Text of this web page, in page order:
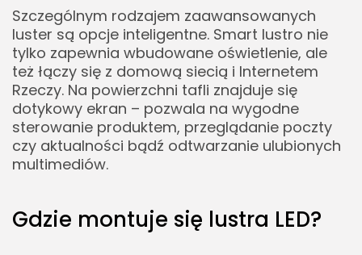
Szczególnym rodzajem zaawansowanych
luster są opcje inteligentne. Smart lustro nie
tylko zapewnia wbudowane oświetlenie, ale
też łączy się z domową siecią i Internetem
Rzeczy. Na powierzchni tafli znajduje się
dotykowy ekran – pozwala na wygodne
sterowanie produktem, przeglądanie poczty
czy aktualności bądź odtwarzanie ulubionych
multimediów.
Gdzie montuje się lustra LED?